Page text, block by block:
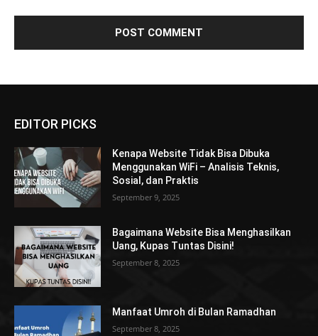
EDITOR PICKS
Kenapa Website Tidak Bisa Dibuka
Menggunakan WiFi – Analisis Teknis,
Sosial, dan Praktis
September 9, 2025
Bagaimana Website Bisa Menghasilkan
Uang, Kupas Tuntas Disini!
September 8, 2025
Manfaat Umroh di Bulan Ramadhan
September 8, 2025